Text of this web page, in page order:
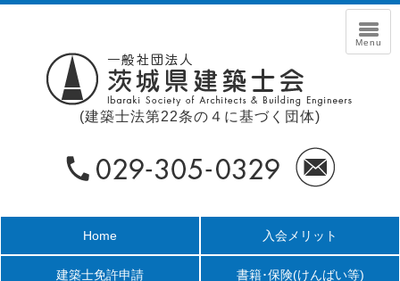
(建築士法第22条の４に基づく団体)
Home 入会メリット
建築士免許申請 書籍･保険(けんばい等)